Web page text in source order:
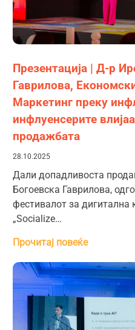
Презентација | Д-р
Гаврилова,
Маркетинг преку
инфлуенсерите
продажбата
28.10.2025
Дали допадливоста
Богоевска Гаврилова,
фестивалот за дигитална
„Socialize…
Прочитај повеќе